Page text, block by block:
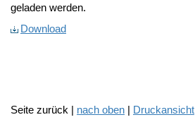
geladen werden.
Download
Seite zurück | nach oben | Druckansicht